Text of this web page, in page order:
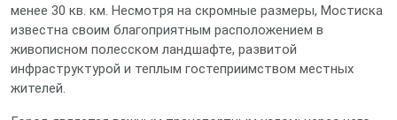
менее 30 кв. км. Несмотря на скромные размеры, Мостиска
известна своим благоприятным расположением в
живописном полесском ландшафте, развитой
инфраструктурой и теплым гостеприимством местных
жителей.